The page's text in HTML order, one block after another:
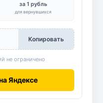
за 1 рубль
для вернувшихся
Копировать
не ограничено
Яндексе